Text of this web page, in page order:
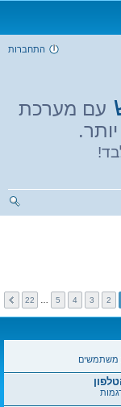
התחברות
עם מערכת
2
3
4
5
22
משתמשים